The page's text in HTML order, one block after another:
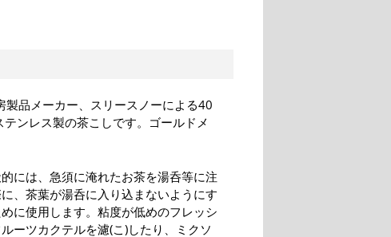
品メーカー、スリースノーによる40
ンレス製の茶こしです。ゴールドメ
には、急須に淹れたお茶を湯呑等に注
に、茶葉が湯呑に入り込まないようにす
に使用します。粘度が低めのフレッシ
ーツカクテルを濾(こ)したり、ミクソ